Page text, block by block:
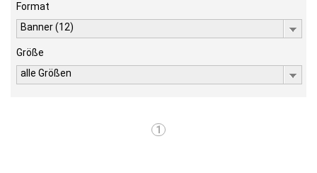
Format
Banner (12)
Größe
alle Größen
1